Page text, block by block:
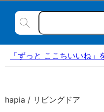
「ずっと ここちいいね
hapia / リビングドア